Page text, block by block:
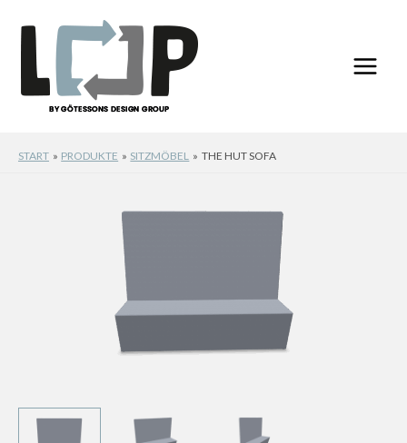
Inhalt
springen
START PRODUKTE SITZMÖBEL THE HUT SOFA